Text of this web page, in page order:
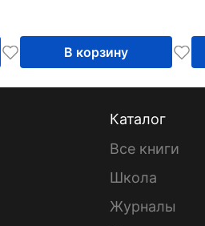
В корзину
Каталог
Все книги
Школа
Журналы